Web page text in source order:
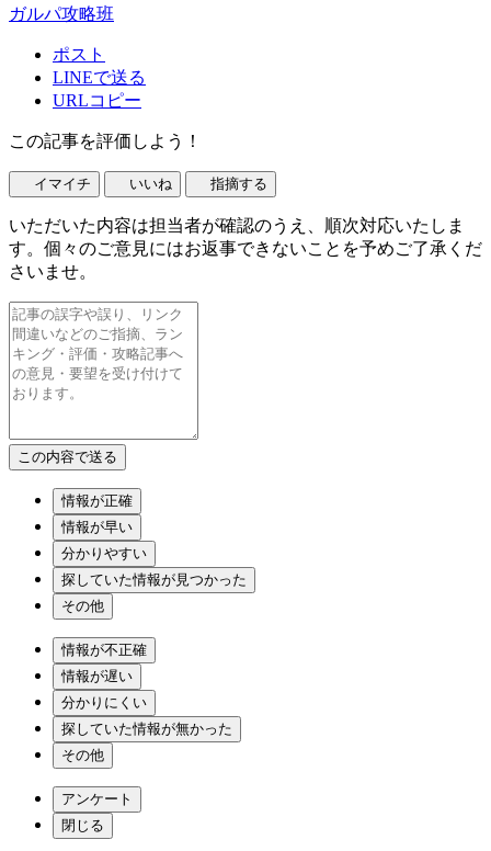
ガルパ攻略班
ポスト
LINEで送る
URLコピー
この記事を評価しよう！
イマイチ いいね 指摘する
いただいた内容は担当者が確認のうえ、順次対応いたしま
す。個々のご意見にはお返事できないことを予めご了承くだ
さいませ。
情報が正確
情報が早い
分かりやすい
探していた情報が見つかった
その他
情報が不正確
情報が遅い
分かりにくい
探していた情報が無かった
その他
アンケート
閉じる